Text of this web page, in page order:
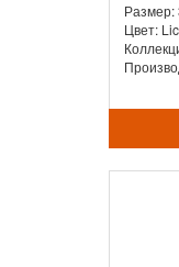
Размер:
Цвет: